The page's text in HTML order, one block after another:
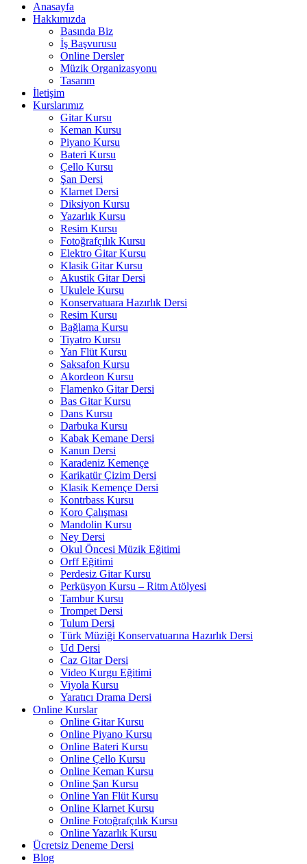
Anasayfa
Hakkımızda
Basında Biz
İş Başvurusu
Online Dersler
Müzik Organizasyonu
Tasarım
İletişim
Kurslarımız
Gitar Kursu
Keman Kursu
Piyano Kursu
Bateri Kursu
Çello Kursu
Şan Dersi
Klarnet Dersi
Diksiyon Kursu
Yazarlık Kursu
Resim Kursu
Fotoğrafçılık Kursu
Elektro Gitar Kursu
Klasik Gitar Kursu
Akustik Gitar Dersi
Ukulele Kursu
Konservatuara Hazırlık Dersi
Resim Kursu
Bağlama Kursu
Tiyatro Kursu
Yan Flüt Kursu
Saksafon Kursu
Akordeon Kursu
Flamenko Gitar Dersi
Bas Gitar Kursu
Dans Kursu
Darbuka Kursu
Kabak Kemane Dersi
Kanun Dersi
Karadeniz Kemençe
Karikatür Çizim Dersi
Klasik Kemençe Dersi
Kontrbass Kursu
Koro Çalışması
Mandolin Kursu
Ney Dersi
Okul Öncesi Müzik Eğitimi
Orff Eğitimi
Perdesiz Gitar Kursu
Perküsyon Kursu – Ritm Atölyesi
Tambur Kursu
Trompet Dersi
Tulum Dersi
Türk Müziği Konservatuarına Hazırlık Dersi
Ud Dersi
Caz Gitar Dersi
Video Kurgu Eğitimi
Viyola Kursu
Yaratıcı Drama Dersi
Online Kurslar
Online Gitar Kursu
Online Piyano Kursu
Online Bateri Kursu
Online Çello Kursu
Online Keman Kursu
Online Şan Kursu
Online Yan Flüt Kursu
Online Klarnet Kursu
Online Fotoğrafçılık Kursu
Online Yazarlık Kursu
Ücretsiz Deneme Dersi
Blog